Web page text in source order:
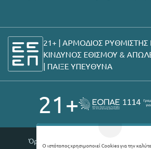
Ο ιστότοπος χρησιμοποιεί Cookies για την
21+ | ΑΡΜΟΔΙΟΣ ΡΥΘΜΙΣΤΗΣ
ΚΙΝΔΥΝΟΣ ΕΘΙΣΜΟΥ &
| ΠΑΙΞΕ ΥΠΕΥΘΥΝΑ
21+
Όροι χρήσης |